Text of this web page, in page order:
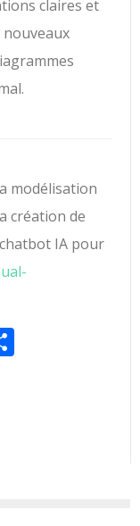
claires et
nouveaux
modélisation
création de
IA pour